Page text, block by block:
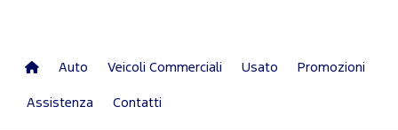
Auto Veicoli Commerciali Usato Promozioni
Assistenza Contatti